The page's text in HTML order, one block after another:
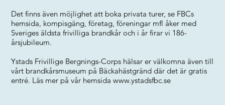
Det finns även möjlighet att boka privata turer, se FBCs
hemsida, kompisgäng, företag, föreningar mfl åker med
Sveriges äldsta frivilliga brandkår och i år firar vi 186-
årsjubileum.
Ystads Frivillige Bergnings-Corps hälsar er välkomna även till
vårt brandkårsmuseum på Bäckahästgränd där det är gratis
entré. Läs mer på vår hemsidawww.ystadsfbc.se